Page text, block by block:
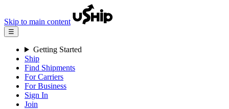
Skip to main content
☰
Getting Started
Ship
Find Shipments
For Carriers
For Business
Sign In
Join